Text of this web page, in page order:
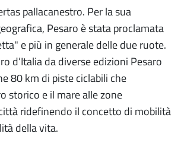
pallacanestro. Per la sua
Pesaro è stata proclamata
e più in generale delle due ruote.
d’Italia da diverse edizioni Pesaro
80 km di piste ciclabili che
storico e il mare alle zone
ridefinendo il concetto di mobilità
della vita.